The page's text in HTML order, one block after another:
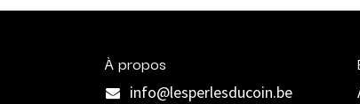
À propos
info@lesperlesducoin.be​